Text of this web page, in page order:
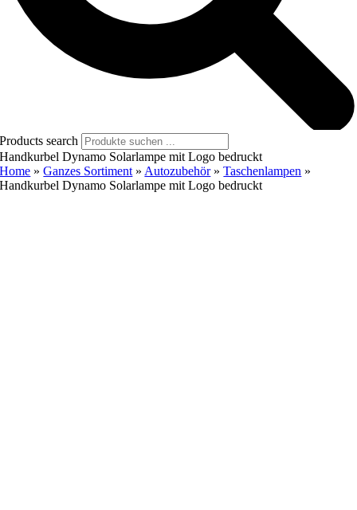
Products search
Handkurbel Dynamo Solarlampe mit Logo bedruckt
Home »Ganzes Sortiment » Autozubehör»Taschenlampen »
Handkurbel Dynamo Solarlampe mit Logo bedruckt